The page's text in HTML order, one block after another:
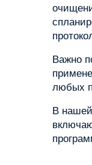
Важно
любых
В